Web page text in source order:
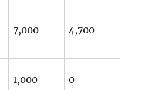
7,000 4,700
1,000 0